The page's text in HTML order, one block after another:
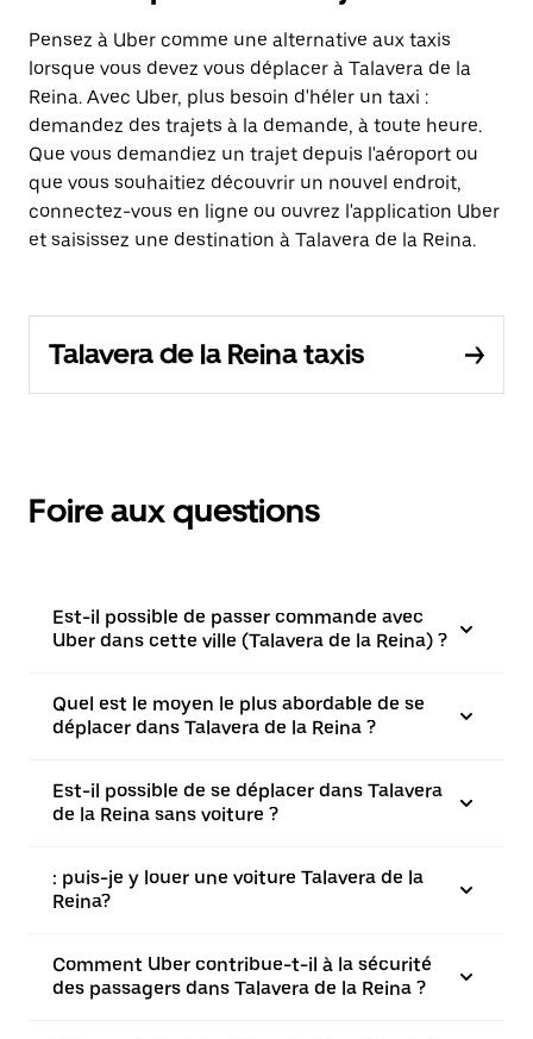
Pensez à Uber comme une alternative aux taxis
lorsque vous devez vous déplacer à Talavera de la
Reina. Avec Uber, plus besoin d'héler un taxi :
demandez des trajets à la demande, à toute heure.
Que vous demandiez un trajet depuis l'aéroport ou
que vous souhaitiez découvrir un nouvel endroit,
connectez-vous en ligne ou ouvrez l'application Uber
et saisissez une destination à Talavera de la Reina.
Talavera de la Reina taxis
Foire aux questions
Est-il possible de passer commande avec
Uber dans cette ville (Talavera de la Reina) ?
Quel est le moyen le plus abordable de se
déplacer dans Talavera de la Reina ?
Est-il possible de se déplacer dans Talavera
de la Reina sans voiture ?
: puis-je y louer une voiture Talavera de la
Reina?
Comment Uber contribue-t-il à la sécurité
des passagers dans Talavera de la Reina ?